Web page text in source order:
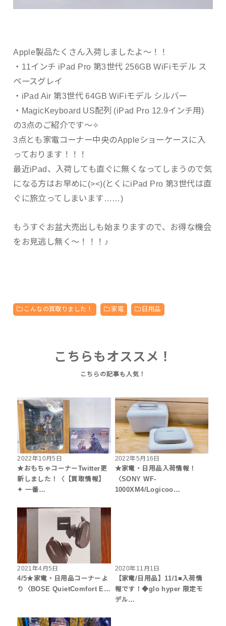
Apple製品たくさん入荷しましたよ〜！！
・11インチ iPad Pro 第3世代 256GB WiFiモデル ス
ペースグレイ
・iPad Air 第3世代 64GB WiFiモデル シルバー
・MagicKeyboard US配列 (iPad Pro 12.9インチ用)
の3点のご紹介です〜✧
3点とも家電コーナー中央のAppleショーケースに入
っております！！！
最近iPad、入荷しても直ぐに無くなってしまうので気
になる方はお早めに(><)(とくにiPad Pro 第3世代は直
ぐに旅立ってしまいます……)
もうすぐお盆大売出しも始まりますので、お得な機会
をお見逃し無く〜！！！♪
こんなの買取りました！ 家電 日用品
こちらもオススメ！
2022年10月5日
★おもちゃコーナーTwitter更
新しました！〈【買取情報】
✦ 一番…
2022年5月16日
★家電・日用品入荷情報！
〈SONY WF-
1000XM4/Logicoo…
2021年4月5日
4/5★家電・日用品コーナーよ
り〈BOSE QuietComfort E…
2020年11月1日
【家電/日用品】11/1■入荷情
報です！◆glo hyper 限定モ
デル…